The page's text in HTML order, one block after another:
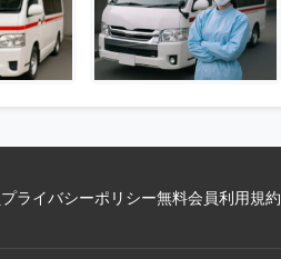
プライバシーポリシー無料会員利用規約